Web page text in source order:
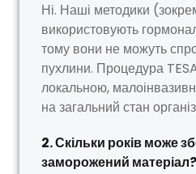
Ні. Наші методики
використовують
тому вони не можуть
пухлини. Процедура
локальною,
на загальний стан
2. Скільки років може
заморожений матеріал?